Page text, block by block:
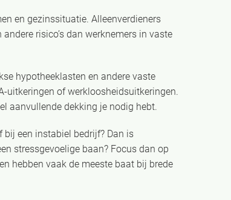
en gezinssituatie. Alleenverdieners
risico’s dan werknemers in vaste
hypotheeklasten en andere vaste
uitkeringen of werkloosheidsuitkeringen.
aanvullende dekking je nodig hebt.
bij een instabiel bedrijf? Dan is
stressgevoelige baan? Focus dan op
hebben vaak de meeste baat bij brede